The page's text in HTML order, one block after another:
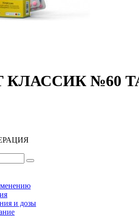
№60
и дозы